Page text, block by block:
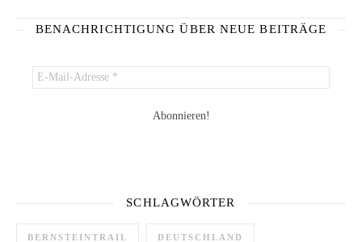
BENACHRICHTIGUNG ÜBER NEUE BEITRÄGE
SCHLAGWÖRTER
BERNSTEINTRAIL DEUTSCHLAND